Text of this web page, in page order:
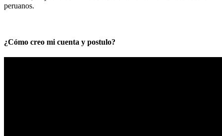
peruanos.
¿Cómo creo mi cuenta y postulo?